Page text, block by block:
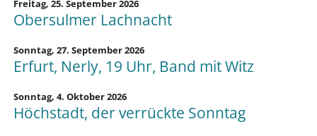
Freitag, 25. September 2026
Obersulmer Lachnacht
Sonntag, 27. September 2026
Erfurt, Nerly, 19 Uhr, Band mit Witz
Sonntag, 4. Oktober 2026
Höchstadt, der verrückte Sonntag